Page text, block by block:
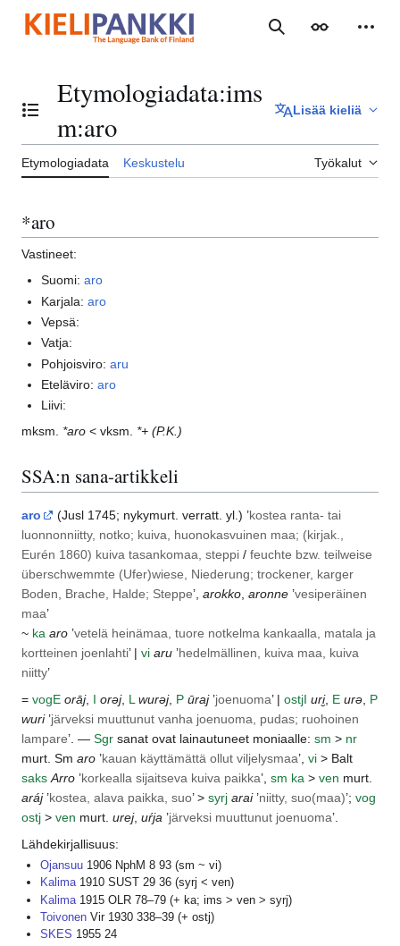
sisältöön
Haku Ulkoasu
Vaihda sisällysluettelo
Etymologiadata:ims
m:aro
Lisää kieliä
Etymologiadata Keskustelu Työkalut
*aro
Vastineet:
Suomi:aro
Karjala:aro
Vepsä:
Vatja:
Pohjoisviro:aru
Eteläviro:aro
Liivi:
mksm. *aro < vksm. *+ (P.K.)
SSA:n sana-artikkeli
aro (Jusl 1745; nykymurt. verratt. yl.) ’kostea ranta- tai
luonnonniitty, notko; kuiva, huonokasvuinen maa; (kirjak.,
Eurén 1860) kuiva tasankomaa, steppi / feuchte bzw. teilweise
überschwemmte (Ufer)wiese, Niederung; trockener, karger
Boden, Brache, Halde; Steppe’, arokko aronne ’vesiperäinen
maa’
~ ka aro ’vetelä heinämaa, tuore notkelma kankaalla, matala ja
kortteinen joenlahti’ | vi aru ’hedelmällinen, kuiva maa, kuiva
niitty’
= vogE orāj, I orəj, L wurəj, P ūraj’joenuoma’ | ostjI uri̮, E urə P
wuri’järveksi muuttunut vanha joenuoma, pudas; ruohoinen
lampare’. — Sgr sanat ovat lainautuneet moniaalle: sm > nr
murt. Sm aro ’kauan käyttämättä ollut viljelysmaa’, vi > Balt
saks Arro ’korkealla sijaitseva kuiva paikka’, sm ka > ven murt.
aráj’kostea, alava paikka, suo’ > syrj arai’niitty, suo(maa)’; vog
ostj > ven murt. urej, uŕja ’järveksi muuttunut joenuoma’.
Lähdekirjallisuus:
Ojansuu1906 NphM 8 93 (sm ~ vi)
Kalima1910 SUST 29 36 (syrj < ven)
Kalima1915 OLR 78–79 (+ ka; ims > ven > syrj)
ToivonenVir 1930 338–39 (+ ostj)
SKES 1955 24